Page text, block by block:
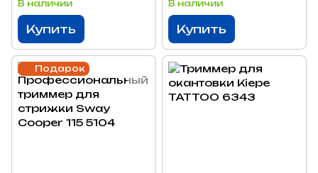
В наличии
Купить
В наличии
Купить
Подарок